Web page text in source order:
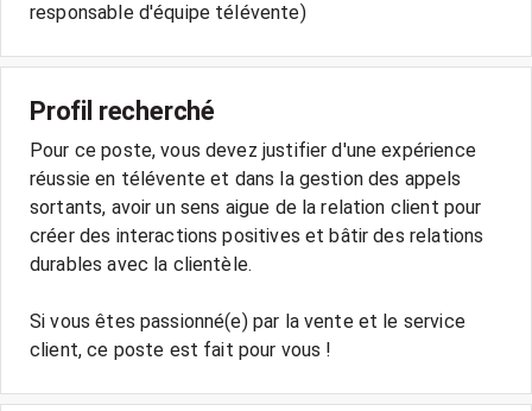
responsable d'équipe télévente)
Profil recherché
Pour ce poste, vous devez justifier d'une expérience
réussie en télévente et dans la gestion des appels
sortants, avoir un sens aigue de la relation client pour
créer des interactions positives et bâtir des relations
durables avec la clientèle.
Si vous êtes passionné(e) par la vente et le service